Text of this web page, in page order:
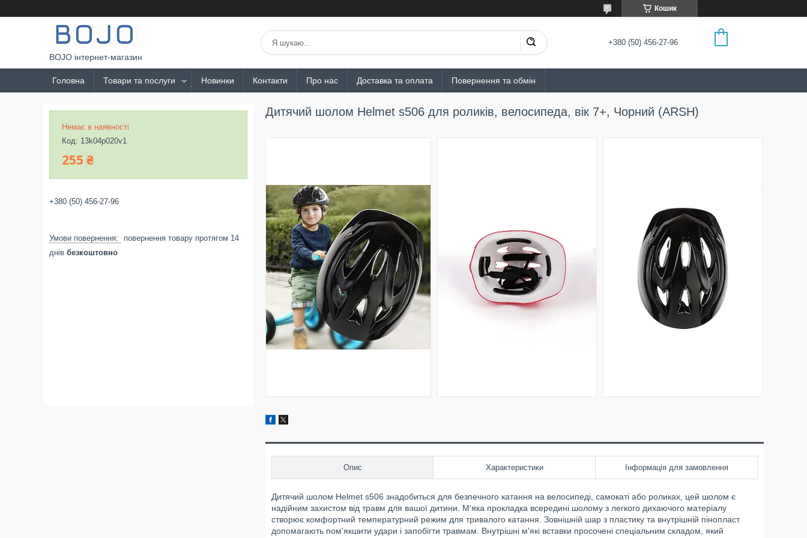
Кошик
BOJO інтернет-магазин
+380 (50) 456-27-96
Головна Товари та послуги Новинки Контакти Про нас Доставка та оплата Повернення та обмін
Дитячий шолом Helmet s506 для роликів, велосипеда, вік 7+, Чорний (ARSH)
Опис Характеристики Інформація для замовлення
Дитячий шолом Helmet s506 знадобиться для безпечного катання на велосипеді, самокаті або роликах, цей шолом є
надійним захистом від травм для вашої дитини. М'яка прокладка всередині шолому з легкого дихаючого матеріалу
створює комфортний температурний режим для тривалого катання. Зовнішній шар з пластику та внутрішній пінопласт
допомагають пом'якшити удари і запобігти травмам. Внутрішні м'які вставки просочені спеціальним складом, який
Немає в наявності
Код: 13k04p020v1
255 ₴
+380 (50) 456-27-96
повернення товару протягом 14
днів безкоштовно